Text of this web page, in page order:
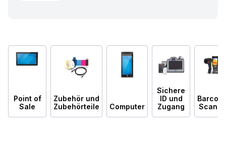
Point of
Sale
Zubehör und
Zubehörteile
Computer
Sichere
ID und
Zugang